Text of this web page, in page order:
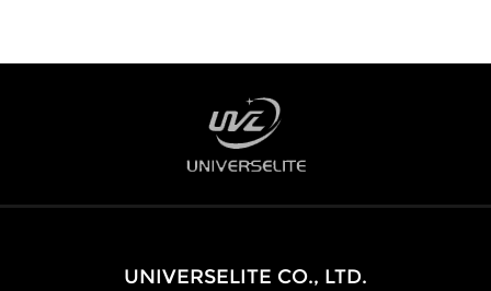
UNIVERSELITE CO., LTD.